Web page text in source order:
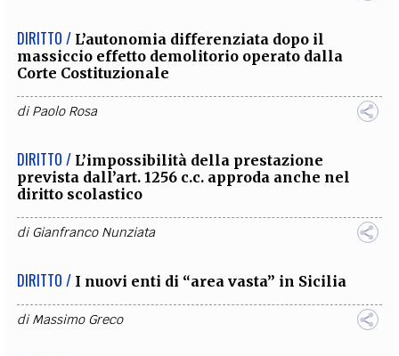
DIRITTO / L’autonomia differenziata dopo il
massiccio effetto demolitorio operato dalla
Corte Costituzionale
diPaolo Rosa
DIRITTO / L’impossibilità della prestazione
prevista dall’art. 1256 c.c. approda anche nel
diritto scolastico
diGianfranco Nunziata
DIRITTO / I nuovi enti di “area vasta” in Sicilia
diMassimo Greco